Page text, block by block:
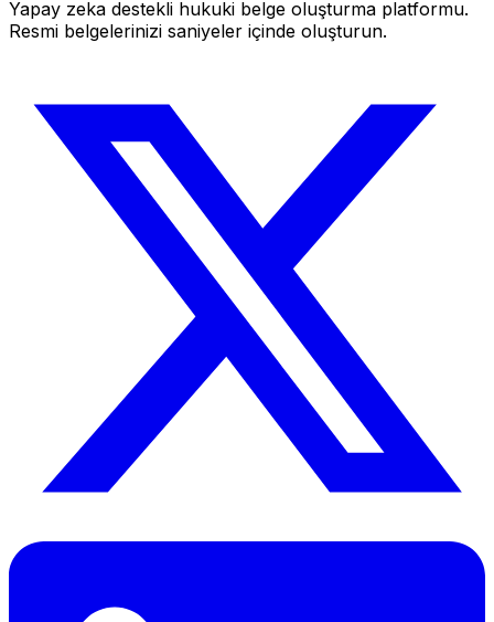
Yapay zeka destekli hukuki belge oluşturma platformu.
Resmi belgelerinizi saniyeler içinde oluşturun.